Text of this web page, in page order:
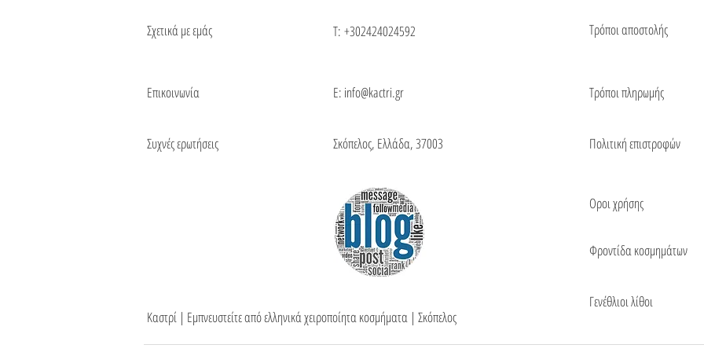
Σχετικά με εμάς
Επικοινωνία
Συχνές ερωτήσεις
Τ: +302424024592
Ε: info@kactri.gr
Σκόπελος, Ελλάδα, 37003
Τρόποι αποστολής
Τρόποι πληρωμής
Πολιτική επιστροφών
Οροι χρήσης
Φροντίδα κοσμημάτων
Γενέθλιοι λίθοι
Καστρί | Εμπνευστείτε από ελληνικά χειροποίητα κοσμήματα | Σκόπελος